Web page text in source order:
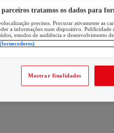
parceiros tratamos os dados para
precisos. Procurar ativamente as
a informações num dispositivo. Publicidade
estudos de audiência e desenvolvimento
Mostrar finalidades